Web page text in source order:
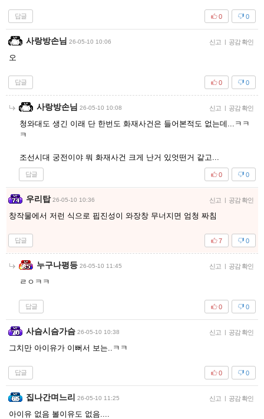
답글 0
0
사랑방손님 26-05-10 10:06 신고 | 공감 확인
오
답글 0
0
사랑방손님 26-05-10 10:08 신고 | 공감 확인
청와대도 생긴 이래 단 한번도 화재사건은 들어본적도 없는데...ㅋㅋ
ㅋ
조선시대 궁전이야 뭐 화재사건 크게 난거 있엇떤거 같고...
답글 0
0
우리탑 26-05-10 10:36 신고 | 공감 확인
창작물에서 저런 식으로 핍진성이 와장창 무너지면 엄청 짜침
답글 0
7
누구나평등 26-05-10 11:45 신고 | 공감 확인
ㄹㅇㅋㅋ
답글 0
0
사슴시슴가슴 26-05-10 10:38 신고 | 공감 확인
그치만 아이유가 이뻐서 보는..ㅋㅋ
답글 0
0
집나간며느리 26-05-10 11:25 신고 | 공감 확인
아이유 없음 볼이유도 없음....